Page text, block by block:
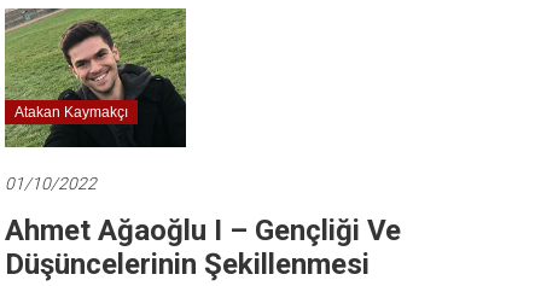
Önce
Türkiye
Cumhuriyeti…
Atakan Kaymakçı
01/10/2022
Ahmet Ağaoğlu I – Gençliği Ve
Düşüncelerinin Şekillenmesi